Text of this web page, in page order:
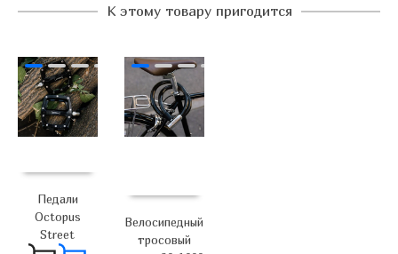
К этому товару пригодится
Педали
Octopus
Street
Велосипедный
тросовый